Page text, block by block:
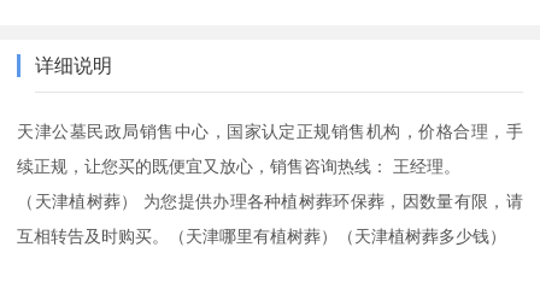
详细说明
天津公墓民政局销售中心，国家认定正规销售机构，价格合理，手
续正规，让您买的既便宜又放心，销售咨询热线： 王经理。
（天津植树葬） 为您提供办理各种植树葬环保葬，因数量有限，请
互相转告及时购买。（天津哪里有植树葬）（天津植树葬多少钱）